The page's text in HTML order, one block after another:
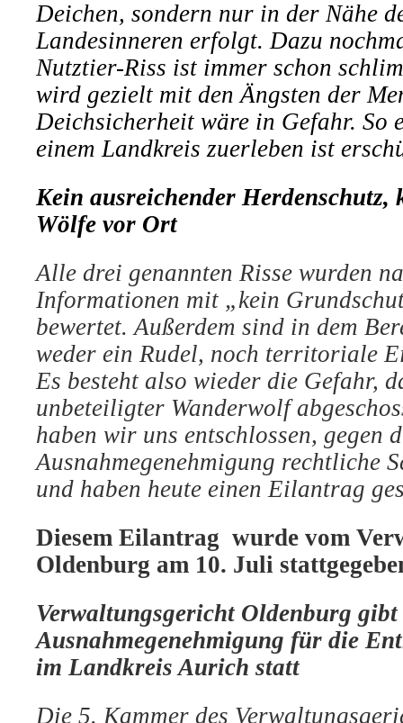
Deichen, sondern nur in der Nähe
Landesinneren erfolgt. Dazu
Nutztier-Riss ist immer schon
wird gezielt mit den Ängsten der
Deichsicherheit wäre in Gefahr. So
einem Landkreis zuerleben ist
Kein ausreichender
Wölfe vor Ort
Alle drei genannten Risse wurden
Informationen mit „kein
bewertet. Außerdem sind in dem
weder ein Rudel, noch territoriale
Es besteht also wieder die Gefahr,
unbeteiligter Wanderwolf
haben wir uns entschlossen, gegen
Ausnahmegenehmigung rechtliche
und haben heute einen Eilantrag
Diesem Eilantrag wurde vom
Oldenburg am 10. Juli
Verwaltungsgericht Oldenburg
Ausnahmegenehmigung für die
im Landkreis Aurich statt
Die 5. Kammer des